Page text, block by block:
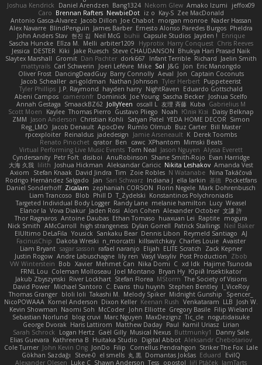
Joshua Kendrick
Daniel Arendzen Bang1324 Nekom Glew Amako Izumi
jeffox09
Caro Brennan Rafters NewbieDot iz o Kay-S Zee MacDonald
Antonio Gasca-Alvarez Jacob Dillon Joe Chabot morgan monroe Nader Hassan
Alex Navarre BlindPenguin James Barber Ernesto Alonso Paredes Burgos Pheldra
John Anders Stav 현진 김 Neil McG buhii Capsule Studios Jayden !
Enrique
Sascha Huncke Elīza M. Melli arbiter1209 Hyprotix Harry Conquest Chris Reeves
Jessica DESTER Kiki Jake Ruesch Steve CHAUDANSON Bhukya Hari Prasad Naik
Slaytex Marshall Gromit Dan Pachter dork667 Infant Terrible Richard Jaelin Smith
mattyrails Carl Schwerin Joeri Lefévre Mike Sol J&G Jon Eric Manongdo
Oliver Frost DancingDeadGuy Barry Connolly Aeval Jon Captain Coconuts
Jacob Schealler ari-goldman Nathan Johnson Tyler Herbert Puppeteerist
Tyler Phillips J.P. Raymond hayden harry NightRaven Eduardo Gottschald
Abeni Campos cameronfr Dominick Joe Young Sascha Becker Joshua Scelfo
Annah Gestaga SmaackBZ62 JollyYeen oscall L 友理 斉藤 Kuba Gabrielius M
Scott Moen
Kaylee Thomas Pierro Gustavo Pliego Noah Юлія Кізі
Daisy Belknap
ZMM Jason Anderson Christian Kohli Satyan Patel YEDA HOME DECOR Simon
Reg_LMO
Jacob Denault ApocDev Rumlo Olmub Buz Carter Bill Master
rpcexploiter Reinaldus jadedesign Jamie Arseneault K Derek Toombs
Renato Pinochet qrator Ben cawc XPhantom Mimski Beats
Virtual Performing Live Music Events Tom Neal Jason Nguyen Alyssa Everett
Cyndersanity Petr Fořt disiboi AnuRobinson Shane Smith-Rojo Evan Harridge
大海 久我 lilith Joshua Hickman Aleksandar Caricic Nikita Leshakov Amanda Vest
Axiom
Stefan Knaak David Jindra Tim Zoie Robles N Watanabe Nina Takáčová
Rodrigo Hernández Salgado
Jan Sari Schwarz Indiana J ella larkin 基德 Pocketfans
Daniel Sonderhoff Zicalam zephaniah CORSON Florin Negele Mark Dohrenbusch
Liam Trancoso Blob Phill D T_Zydelski Konstantinos Polychroniadis
Targeted Individual Body Logger Randy Lane melanie hamilton Lucy Weasel
Elanor la Vova Diakur Jaden Rosi Alon Cohen Alexander October 文謙 許
Thor Ragnaros Antoine Daubas Ethan Tomaso huaxuan Lei Raptite mogura
Nick Smith AMcCarroll high strangeness Dylan Gorrell Patrick Stallings Neil Baker
ElUltimo DeLaFila Yousick Sankaku Bear Dennis Libon Reymeld Santiago AJ
FacinusChip
Dakota Wreski n_morcatti killswitchkay Charles Louie Avaister
Liam Bryant sagar sasson rafael naranjo Elijah ELITE Scratch
Zack Kepner
Justin Rogow Andre Labuschagne lily ren Vasyl Vasyliv Post Production
Zbob
VW Winterstein Bob Xavier Mehmet Can Nika Domi C xd Idk Hajime Tsunoda
FRNL Lou Coleman Molloseau Joel Montano Bryan Hy Юрій Insektikator
Jakub Zbyszynski River Lockhart Stefan Florea MStorm The Society of Visions
David Power Michael Santoro C. Evans thu huynh Stephen Bentley I_ViceRoy
Thomas Granger bloli loli Takashi M. Melody Spiker Midnight Gunship
Spencer_
NicoPOWAAA Kornel Anderson Dixon Keller Keenan Rush Venkataram LLB Josh W.
Kevin Showman Naomi Soh McCoder John Elliotte Gregory Basile Filip Wieland
Sebastian Norlund
blog cruvi Marc Nguyen MaxDezignz Tic_cle nogutidaisuke
George Dvorak Haris Lattirom Matthew Daday Paul Kamil Uriasz Lirian
Sarah Schrock
Logan Hertz Gaël Gilly Musical Nexus Buttmunky1
Danny Sale
Elias Guevara Kathreena B Huitaka Studio Digital Abbot Aleksandr Chebotariov
Cole Turner John Kevin Ong JonDo Filip Cornellus Pendrahgon Striker The Fox Lale
Gökhan Sazdağı
Steve-0 el smells 丸 黒 Domantas Jokšas Eduard
EvilQ
Alexander Olesen Luke C Shawn Anderson Tess opostol Jiří Ptáček JamTarts